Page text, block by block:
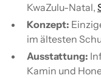
KwaZulu-Natal,
Konzept:
im ältesten
Ausstattung:
Kamin und